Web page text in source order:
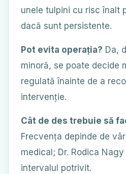
unele tulpini cu risc înalt
dacă sunt persistente.
Pot evita operația? Da,
minoră, se poate decide
regulată înainte de a
intervenție.
Cât de des trebuie să
Frecvența depinde de
medical; Dr. Rodica
intervalul potrivit.